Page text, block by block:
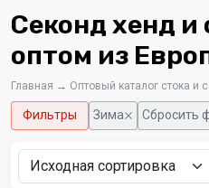
Секонд хенд и
оптом из
Главная → Оптовый каталог стока и
Фильтры Зима Сбросить